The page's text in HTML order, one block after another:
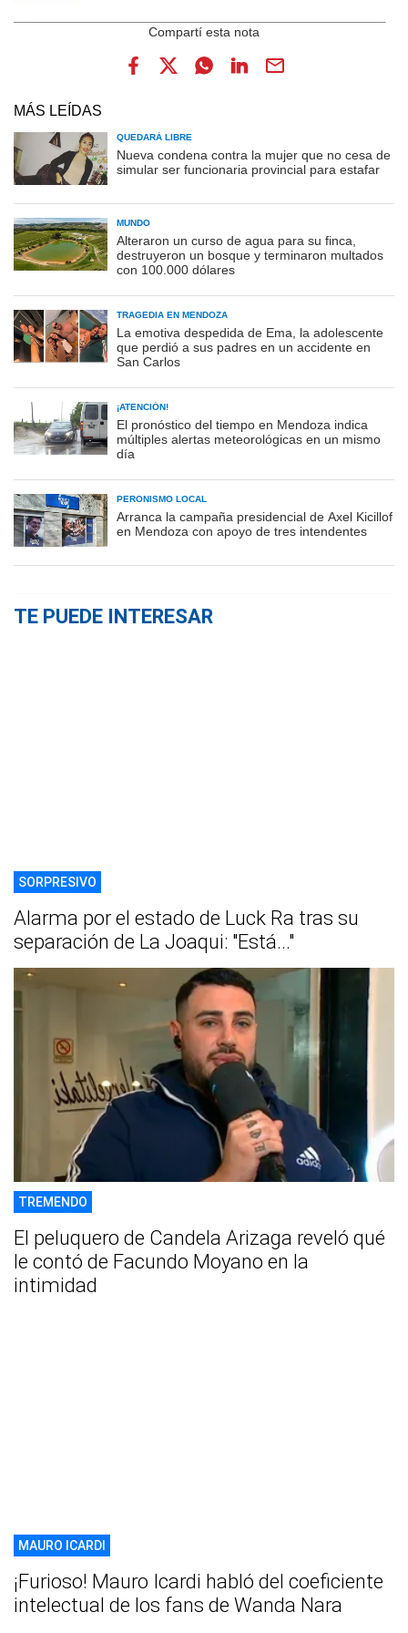
MÁS LEÍDAS
QUEDARÁ LIBRE
Nueva condena contra la mujer que no cesa de
simular ser funcionaria provincial para estafar
MUNDO
Alteraron un curso de agua para su finca,
destruyeron un bosque y terminaron multados
con 100.000 dólares
TRAGEDIA EN MENDOZA
La emotiva despedida de Ema, la adolescente
que perdió a sus padres en un accidente en
San Carlos
¡ATENCIÓN!
El pronóstico del tiempo en Mendoza indica
múltiples alertas meteorológicas en un mismo
día
PERONISMO LOCAL
Arranca la campaña presidencial de Axel Kicillof
en Mendoza con apoyo de tres intendentes
TE PUEDE INTERESAR
SORPRESIVO
Alarma por el estado de Luck Ra tras su
separación de La Joaqui: "Está..."
TREMENDO
El peluquero de Candela Arizaga reveló qué
le contó de Facundo Moyano en la
intimidad
MAURO ICARDI
¡Furioso! Mauro Icardi habló del coeficiente
intelectual de los fans de Wanda Nara